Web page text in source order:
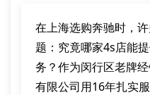
在上海选购奔驰时，
题：究竟哪家4s店能
务？作为闵行区老牌
有限公司用16年扎实